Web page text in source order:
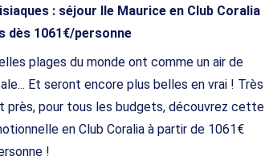
: séjour Ile Maurice en Club Coralia
dès 1061€/personne
plages du monde ont comme un air de
Et seront encore plus belles en vrai ! Très
près, pour tous les budgets, découvrez cette
en Club Coralia à partir de 1061€
!